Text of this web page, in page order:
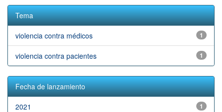
Tema
1
violencia contra médicos
1
violencia contra pacientes
Fecha de lanzamiento
1
2021